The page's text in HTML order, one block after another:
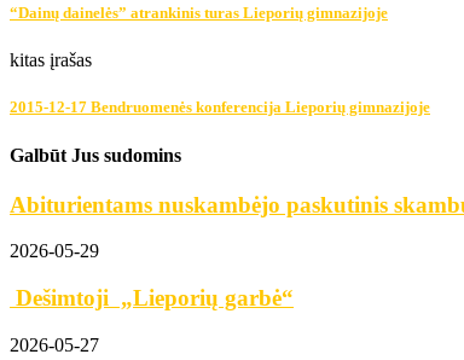
“Dainų dainelės” atrankinis turas Lieporių gimnazijoje
kitas įrašas
2015-12-17 Bendruomenės konferencija Lieporių gimnazijoje
Galbūt Jus sudomins
Abiturientams nuskambėjo paskutinis
2026-05-29
Dešimtoji „Lieporių garbė“
2026-05-27